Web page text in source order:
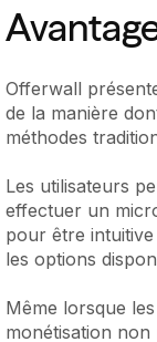
Offerwall
de la manière
méthodes
Les utilisateurs
effectuer un
pour être
les options
Même lorsque
monétisation